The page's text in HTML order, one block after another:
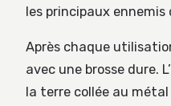
les principaux ennemis
Après chaque
avec une brosse dure.
la terre collée au métal